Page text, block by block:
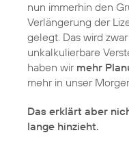
nun immerhin den
Verlängerung der
gelegt. Das wird
unkalkulierbare
haben wir mehr
mehr in unser
Das erklärt aber
lange hinzieht.